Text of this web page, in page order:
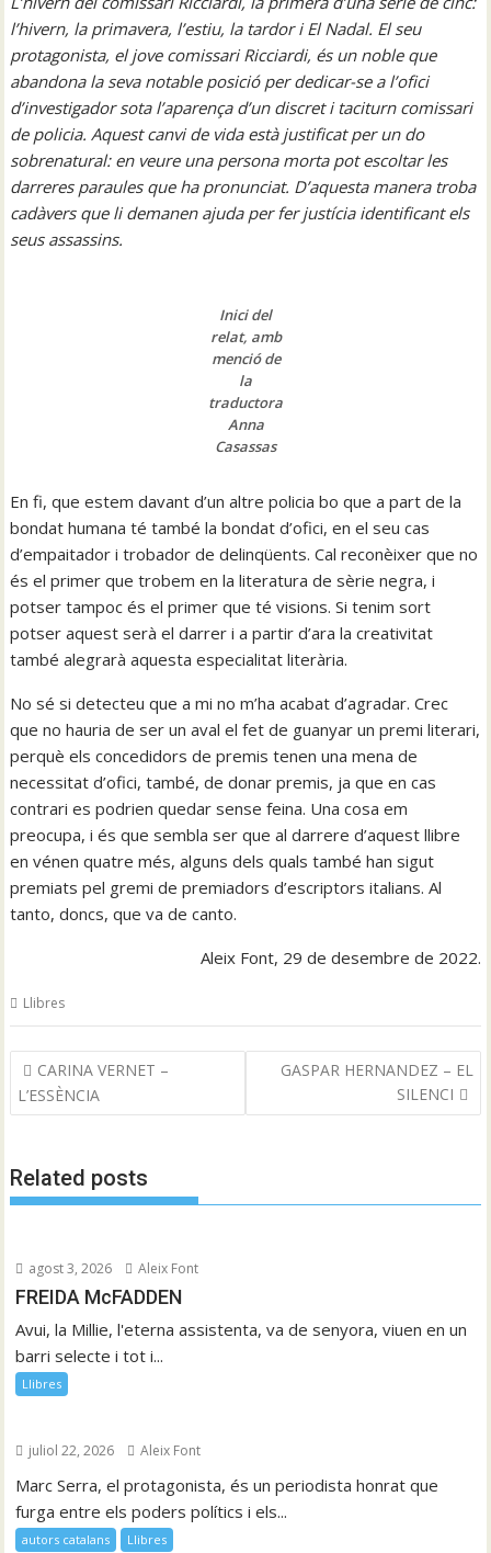
l’hivern, la primavera, l’estiu, la tardor i El Nadal. El seu
protagonista, el jove comissari Ricciardi, és un noble que
abandona la seva notable posició per dedicar-se a l’ofici
d’investigador sota l’aparença d’un discret i taciturn comissari
de policia. Aquest canvi de vida està justificat per un do
sobrenatural: en veure una persona morta pot escoltar les
darreres paraules que ha pronunciat. D’aquesta manera troba
cadàvers que li demanen ajuda per fer justícia identificant els
seus assassins.
Inici del
relat, amb
menció de
la
traductora
Anna
Casassas
En fi, que estem davant d’un altre policia bo que a part de la
bondat humana té també la bondat d’ofici, en el seu cas
d’empaitador i trobador de delinqüents. Cal reconèixer que no
és el primer que trobem en la literatura de sèrie negra, i
potser tampoc és el primer que té visions. Si tenim sort
potser aquest serà el darrer i a partir d’ara la creativitat
també alegrarà aquesta especialitat literària.
No sé si detecteu que a mi no m’ha acabat d’agradar. Crec
que no hauria de ser un aval el fet de guanyar un premi literari,
perquè els concedidors de premis tenen una mena de
necessitat d’ofici, també, de donar premis, ja que en cas
contrari es podrien quedar sense feina. Una cosa em
preocupa, i és que sembla ser que al darrere d’aquest llibre
en vénen quatre més, alguns dels quals també han sigut
premiats pel gremi de premiadors d’escriptors italians. Al
tanto, doncs, que va de canto.
Aleix Font, 29 de desembre de 2022.
Llibres
Navegació
d'entrades
CARINA VERNET –
L’ESSÈNCIA
GASPAR HERNANDEZ – EL
SILENCI
Related posts
agost 3, 2026 Aleix Font
FREIDA McFADDEN
Avui, la Millie, l'eterna assistenta, va de senyora, viuen en un
barri selecte i tot i...
Llibres
juliol 22, 2026 Aleix Font
Marc Serra, el protagonista, és un periodista honrat que
furga entre els poders polítics i els...
autors catalans Llibres